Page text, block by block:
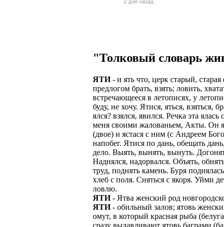
надежность и
ВНИМАНИЕ:
имеет права
Варианты: 1)
2) Рабочая
3) Также
Знание языка
Требуются
Варианты
Средняя
оплачиваются
Жилье
График 10-12
Авто
Никаких % и
Большой
В наличии
Ищем
количество
Дружный
Смартфон для
Скидки и
Выгодные
ЧТОБЫ
Откликнитесь
Заполните
Ожидайте
"Толковый словарь
ЯТИ- и ять что, церк старый,
предлогом брать, взять; ловить,
встречающееся в летописях, у
буду, не хочу. Ятися, яться, взяться,
ялся? взялся, явился. Речка эта
меня своими жалованьем, Акты. Он
(двое) и ястася с ним (с Андреем
напобег. Ятися по дань, обещать
дело. Выять, вынять, вынуть.
Наднялся, надорвался. Объять,
труд, поднять камень. Буря
хлеб с поля. Сняться с якоря. Уйми
ловлю.
ЯТИ- Ятва женский род
ЯТИ- обильный залов; ятовь
омут, в который красная рыба
сразу вылавливают ятовь баграми